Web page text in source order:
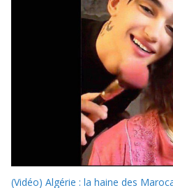
(Vidéo) Algérie : la haine des